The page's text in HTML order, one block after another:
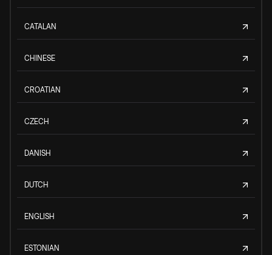
CATALAN
CHINESE
CROATIAN
CZECH
DANISH
DUTCH
ENGLISH
ESTONIAN